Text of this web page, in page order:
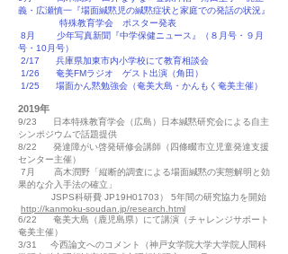
義・広瀬慎一『場面緘黙児の緘黙症状と家庭での発話の状況』
特殊教育学会 ポスター発表
8月 少年写真新聞『中学保健ニュース』（８月号・９月
号・10月号）
2/17 兵庫県加東市内小学校にて教育相談会
1/26 奄美FMラジオ ゲスト出演（角田）
1/25 場面かん黙勉強会（奄美大島・かんもく奄美主催）
2019年
9/23 日本特殊教育学会（広島）日本緘黙研究会による自主
シンポジウムで話題提供
8/22 発達障がい啓発研修会講師（四條畷市立児童発達支援
センター主催）
7月 高木潤野「縦断的調査による場面緘黙の実態解明と効
果的な介入手法の確立」
JSPS科研費 JP19H01703） 5年間の研究協力を開始
http://kanmoku-soudan.jp/research.html
6/22 奄美大島（鹿児島県）にて講演（チャレンジサポート
奄美主催）
3/31 今西論文へのコメント（神戸女学院大学大学院人間科